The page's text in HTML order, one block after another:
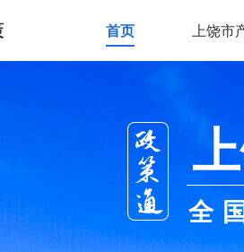
首页 上饶市
全